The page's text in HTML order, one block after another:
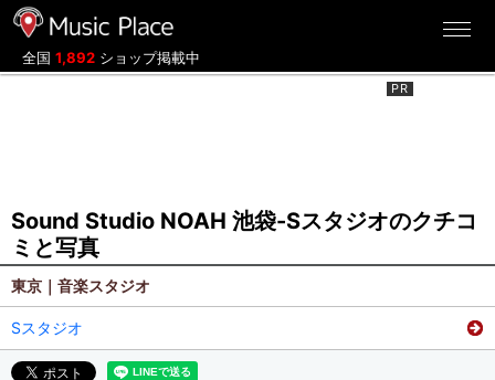
全国 1,892 ショップ掲載中
Sound Studio NOAH 池袋-Sスタジオのクチコ
ミと写真
東京｜音楽スタジオ
Sスタジオ